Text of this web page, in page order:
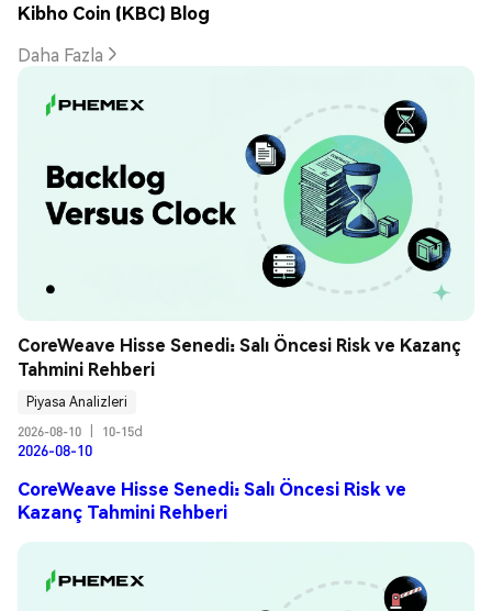
Kibho Coin (KBC) Blog
Daha Fazla
CoreWeave Hisse Senedi: Salı Öncesi Risk ve Kazanç
Tahmini Rehberi
Piyasa Analizleri
2026-08-10
10-15d
2026-08-10
CoreWeave Hisse Senedi: Salı Öncesi Risk ve
Kazanç Tahmini Rehberi